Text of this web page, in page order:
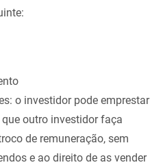
o investidor pode emprestar
outro investidor faça
de remuneração, sem
e ao direito de as vender